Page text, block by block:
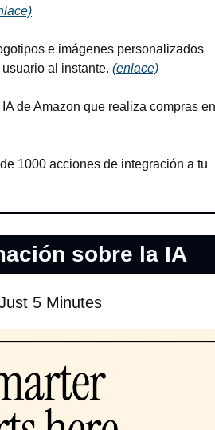
e imágenes personalizados
al instante. (enlace)
de Amazon que realiza compras en
1000 acciones de integración a tu
sobre la IA
5 Minutes